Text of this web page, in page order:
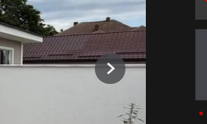
Next